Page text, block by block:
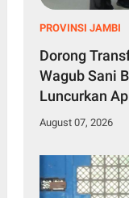
PROVINSI JAMBI
Dorong
Wagub Sani
Luncurkan
August 07, 2026